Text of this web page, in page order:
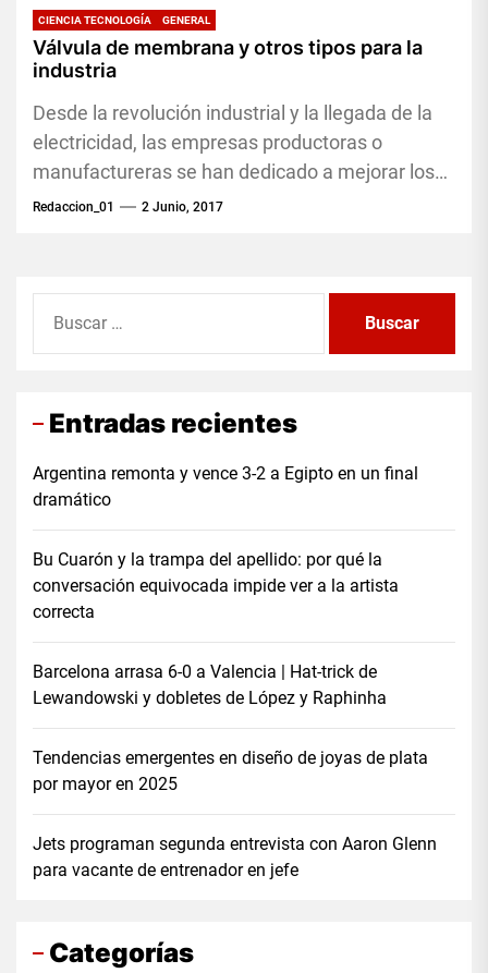
CIENCIA TECNOLOGÍA GENERAL
Válvula de membrana y otros tipos para la
industria
Desde la revolución industrial y la llegada de la
electricidad, las empresas productoras o
manufactureras se han dedicado a mejorar los
procesos y sistemas utilizados...
Redaccion_01 2 Junio, 2017
Entradas recientes
Argentina remonta y vence 3-2 a Egipto en un final
dramático
Bu Cuarón y la trampa del apellido: por qué la
conversación equivocada impide ver a la artista
correcta
Barcelona arrasa 6-0 a Valencia | Hat-trick de
Lewandowski y dobletes de López y Raphinha
Tendencias emergentes en diseño de joyas de plata
por mayor en 2025
Jets programan segunda entrevista con Aaron Glenn
para vacante de entrenador en jefe
Categorías